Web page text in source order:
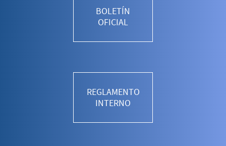
BOLETÍN
OFICIAL
REGLAMENTO
INTERNO